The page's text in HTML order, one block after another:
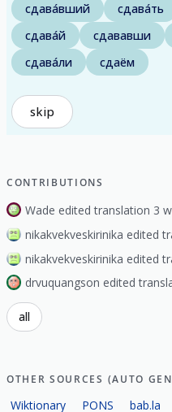
сдава́вший сдава́ть
сдава́й
сдававши
сдава́ли
сдаём
skip
CONTRIBUTIONS
Wade edited translation 3
nikakvekveskirinika edited
nikakvekveskirinika edited
drvuquangson edited
all
OTHER SOURCES (AUTO
Wiktionary PONS bab.la